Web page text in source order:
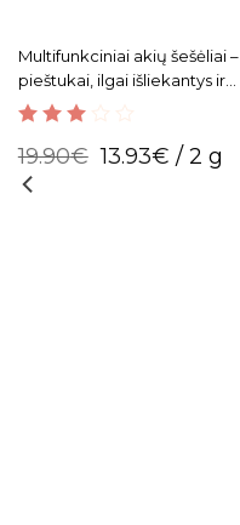
Multifunkciniai akių šešėliai –
pieštukai, ilgai išliekantys ir
atsparūs drėgmei.
of 5
19.90€ 13.93€ / 2 g